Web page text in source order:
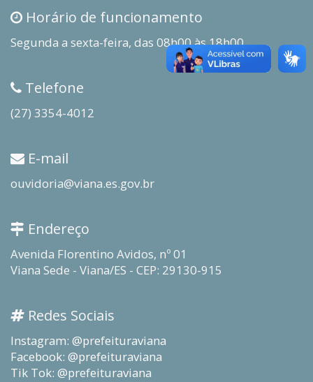
Horário de funcionamento
Segunda a sexta-feira, das 08h00 às 18h00
Telefone
(27) 3354-4012
E-mail
ouvidoria@viana.es.gov.br
Endereço
Avenida Florentino Avidos, nº 01
Viana Sede - Viana/ES - CEP: 29130-915
Redes Sociais
Instagram: @prefeituraviana
Facebook: @prefeituraviana
Tik Tok: @prefeituraviana